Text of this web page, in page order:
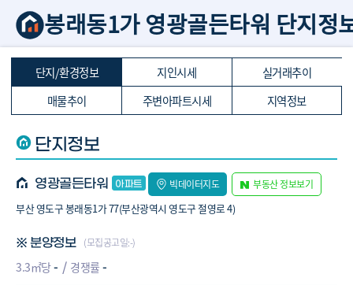
봉래동1가 영광골든타워 단지정
단지/환경정보 지인시세
실거래추이
매물추이
주변아파트시세 지역정보
단지정보
영광골든타워 빅데이터지도 부동산 정보보기
부산 영도구 봉래동1가 77(부산광역시 영도구 절영로 4)
※ 분양정보 (모집공고일:-)
3.3㎡당- 경쟁률 -